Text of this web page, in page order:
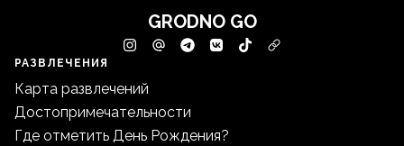
GRODNO GO
РАЗВЛЕЧЕНИЯ
Карта развлечений
Достопримечательности
Где отметить День Рождения?